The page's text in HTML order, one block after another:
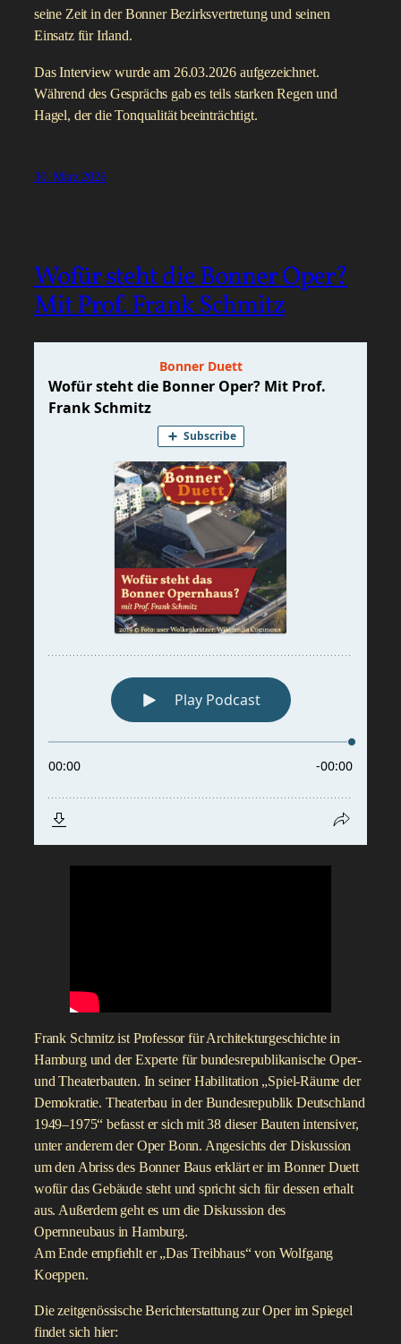
seine Zeit in der Bonner Bezirksvertretung und seinen
Einsatz für Irland.
Das Interview wurde am 26.03.2026 aufgezeichnet.
Während des Gesprächs gab es teils starken Regen und
Hagel, der die Tonqualität beeinträchtigt.
30. März 2026
Wofür steht die Bonner Oper?
Mit Prof. Frank Schmitz
Frank Schmitz ist Professor für Architekturgeschichte in
Hamburg und der Experte für bundesrepublikanische Oper-
und Theaterbauten. In seiner Habilitation „Spiel-Räume der
Demokratie. Theaterbau in der Bundesrepublik Deutschland
1949–1975“ befasst er sich mit 38 dieser Bauten intensiver,
unter anderem der Oper Bonn. Angesichts der Diskussion
um den Abriss des Bonner Baus erklärt er im Bonner Duett
wofür das Gebäude steht und spricht sich für dessen erhalt
aus. Außerdem geht es um die Diskussion des
Opernneubaus in Hamburg.
Am Ende empfiehlt er „Das Treibhaus“ von Wolfgang
Koeppen.
Die zeitgenössische Berichterstattung zur Oper im Spiegel
findet sich hier: